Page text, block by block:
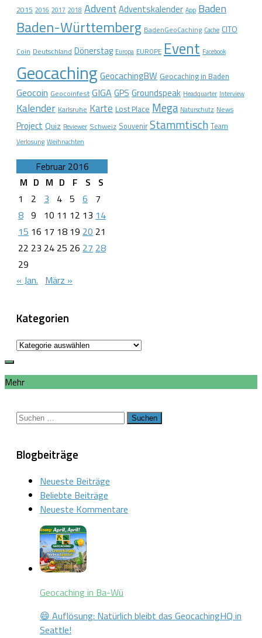
2015 2016 2017 2018 Advent Adventskalender App Baden
Baden-Württemberg BadenGeoCaching Cache CITO
Coin Deutschland Dönerstag Europa EUROPE Event Facebook
Geocaching GeocachingBW Geocaching in Baden
Geocoin Geocoinfest GIGA GPS Groundspeak Headquarter Interview
Kalender Karlsruhe Karte Lost Place Mega Naturschutz News
Project Quiz Reviewer Schweiz Souvenir Stammtisch Team
Verlosung Weihnachten
Februar 2016
M D M D F S
S
1
2 3 4 5 6
7
8 9 10 11 12 13 14
15 16 17 18 19 20 21
22 23 24 25 26 27 28
29
« Jan. März »
Kategorien
Kategorien
Mehr
Suchen
Blogbeiträge
Neueste Beiträge
Beliebte Beiträge
Neueste Kommentare
Geocaching in Ba-Wü
😄 Auflösung: Natürlich bleibt das GeocachingHQ in
Seattle!